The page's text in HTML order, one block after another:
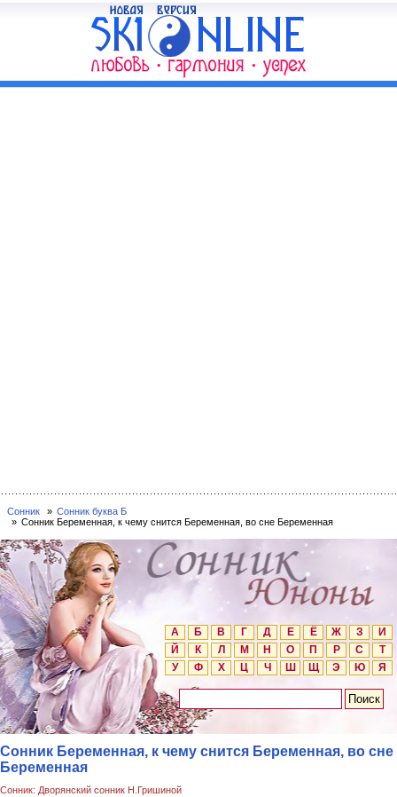
Сонник
Сонник буква Б
Сонник Беременная, к чему снится Беременная, во сне Беременная
А Б В Г Д Е Ё Ж З
И
Й
К Л М Н О П Р С
Т
У
Ф Х Ц Ч Ш Щ Э Ю Я
Сонник Беременная, к чему снится Беременная, во сне
Беременная
Сонник: Дворянский сонник Н.Гришиной